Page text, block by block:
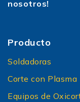
nosotros!
Producto
Soldadoras
Corte con Plasma
Equipos de